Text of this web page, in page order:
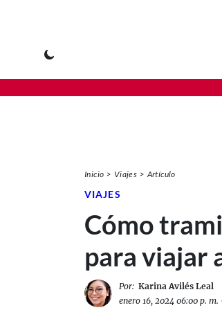
Inicio Viajes Artículo
VIAJES
Cómo
para viajar
Por: Karina Avilés Leal
enero 16, 2024 06:00 p. m.